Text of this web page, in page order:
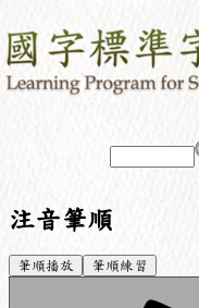
注音筆順
筆順播放 筆順練習